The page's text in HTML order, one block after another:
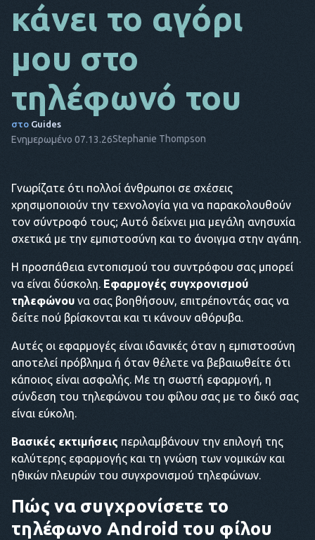
DA
NL
ES
PT
ΑΥΤΌΣ
κάνει το αγόρι
μου στο
τηλέφωνό του
στο Guides
Ενημερωμένο 07.13.26Stephanie Thompson
Γνωρίζατε ότι πολλοί άνθρωποι σε σχέσεις
χρησιμοποιούν την τεχνολογία για να παρακολουθούν
τον σύντροφό τους; Αυτό δείχνει μια μεγάλη ανησυχία
σχετικά με την εμπιστοσύνη και το άνοιγμα στην αγάπη.
Η προσπάθεια εντοπισμού του συντρόφου σας μπορεί
να είναι δύσκολη. Εφαρμογές συγχρονισμού
τηλεφώνου να σας βοηθήσουν, επιτρέποντάς σας να
δείτε πού βρίσκονται και τι κάνουν αθόρυβα.
Αυτές οι εφαρμογές είναι ιδανικές όταν η εμπιστοσύνη
αποτελεί πρόβλημα ή όταν θέλετε να βεβαιωθείτε ότι
κάποιος είναι ασφαλής. Με τη σωστή εφαρμογή, η
σύνδεση του τηλεφώνου του φίλου σας με το δικό σας
είναι εύκολη.
Βασικές εκτιμήσεις περιλαμβάνουν την επιλογή της
καλύτερης εφαρμογής και τη γνώση των νομικών και
ηθικών πλευρών του συγχρονισμού τηλεφώνων.
Πώς να συγχρονίσετε το
τηλέφωνο Android του φίλου